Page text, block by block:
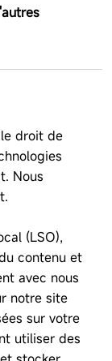
droit de
Nous
(LSO),
contenu et
avec nous
notre site
sur votre
utiliser des